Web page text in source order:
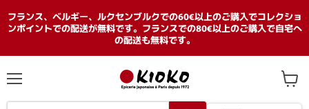
フランス、ベルギー、ルクセンブルクでの60€以上のご購入でコレクショ
ンポイントでの配送が無料です。フランスでの80€以上のご購入で自宅へ
の配送も無料です。
ニ
ー